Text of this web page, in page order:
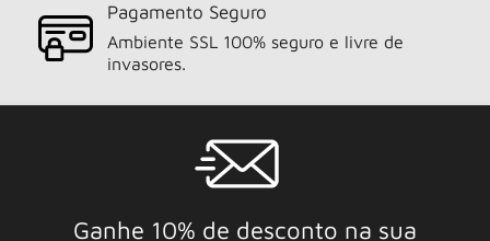
Pagamento Seguro
Ambiente SSL 100% seguro e livre de
invasores.
Ganhe 10% de desconto na sua